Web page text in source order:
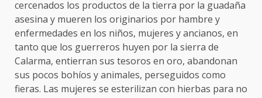
cercenados los productos de la tierra por la guadaña
asesina y mueren los originarios por hambre y
enfermedades en los niños, mujeres y ancianos, en
tanto que los guerreros huyen por la sierra de
Calarma, entierran sus tesoros en oro, abandonan
sus pocos bohíos y animales, perseguidos como
fieras. Las mujeres se esterilizan con hierbas para no